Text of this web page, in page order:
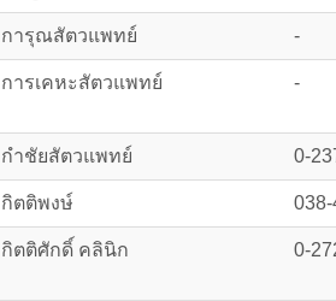
การุณสัตวแพทย์ -
การเคหะสัตวแพทย์ -
กำชัยสัตวแพทย์ 0-
กิตติพงษ์
กิตติศักดิ์ คลินิก 0-